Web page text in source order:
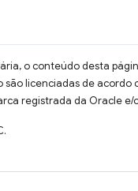
o conteúdo desta
são licenciadas de acordo
registrada da Oracle e/